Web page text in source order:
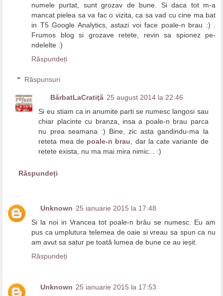
numele purtat, sunt grozav de bune. Si daca tot m-a
mancat pielea sa va fac o vizita, ca sa vad cu cine ma bat
in T5 Google Analytics, astazi voi face poale-n brau :) .
Frumos blog si grozave retete, revin sa spionez pe-
ndelelte :)
Răspundeți
Răspunsuri
BărbatLaCratiţă 25 august 2014 la 22:46
Si eu stiam ca in anumite parti se numesc langosi sau
chiar placinte cu branza, insa a poale-n brau parca
nu prea seamana :) Bine, zic asta gandindu-ma la
reteta mea de poale-n brau, dar la cate variante de
retete exista, nu ma mai mira nimic... :)
Răspundeți
Unknown 25 ianuarie 2015 la 17:48
Si la noi in Vrancea tot poale-n brâu se numesc. Eu am
pus ca umplutura telemea de oaie si vreau sa spun ca nu
am avut sa satur pe toată lumea de bune ce au ieșit.
Răspundeți
Unknown 25 ianuarie 2015 la 17:53